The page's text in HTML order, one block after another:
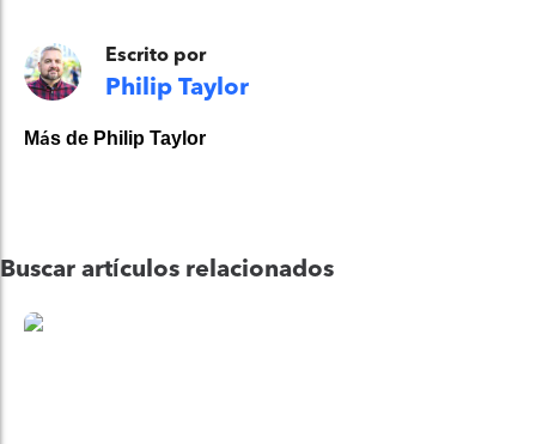
Escrito por
Philip Taylor
Más de Philip Taylor
Buscar artículos relacionados